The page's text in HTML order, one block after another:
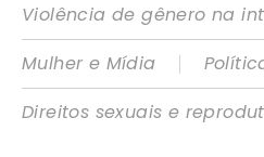
Violência de gênero na
Mulher e Mídia
|
Direitos sexuais e